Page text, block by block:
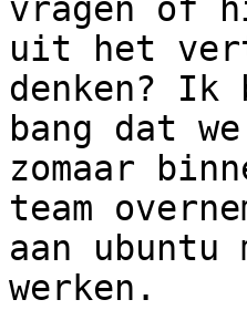
vragen of
uit het
denken? Ik
bang dat
zomaar
team
aan ubuntu
werken.